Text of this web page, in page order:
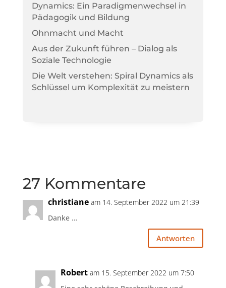
Dynamics: Ein Paradigmenwechsel in
Pädagogik und Bildung
Ohnmacht und Macht
Aus der Zukunft führen – Dialog als
Soziale Technologie
Die Welt verstehen: Spiral Dynamics als
Schlüssel um Komplexität zu meistern
27 Kommentare
christiane am 14. September 2022 um 21:39
Danke …
Antworten
Robert am 15. September 2022 um 7:50